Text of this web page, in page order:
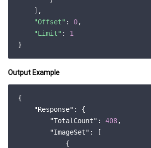
    ],
"Offset" : 0,
"Limit" : 1
Output Example
{
"Response" : {
"TotalCount" : 408,
"ImageSet" : [
            {